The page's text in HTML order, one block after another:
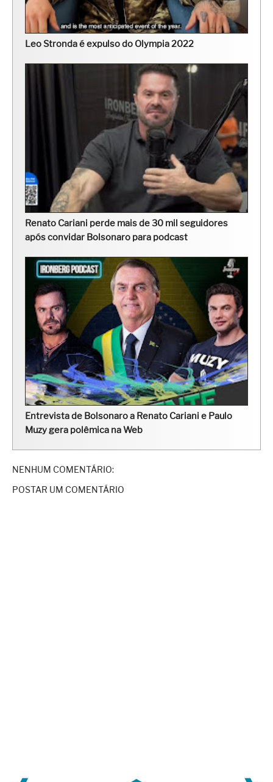
Leo Stronda é expulso do Olympia 2022
Renato Cariani perde mais de 30 mil seguidores
após convidar Bolsonaro para podcast
Entrevista de Bolsonaro a Renato Cariani e Paulo
Muzy gera polêmica na Web
NENHUM COMENTÁRIO:
POSTAR UM COMENTÁRIO